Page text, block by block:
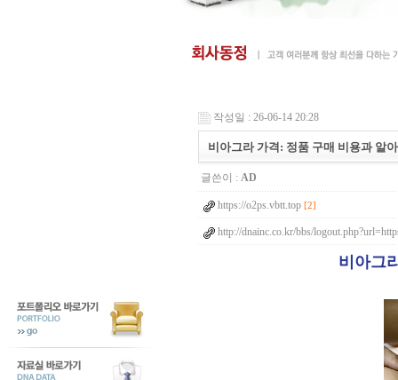
작성일 : 26-06-14 20:28
비아그라 가격: 정품 구매 비용과 알
글쓴이 : AD
https://o2ps.vbtt.top [2]
http://dnainc.co.kr/bbs/
비아그